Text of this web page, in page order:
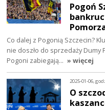
Pogoń
Co dalej z Pogonią Szczecin?
nie doszło do sprzedaży Dumy
Pogoni zabiegają… » więcej
2025-01-06,
O